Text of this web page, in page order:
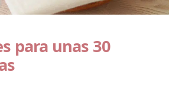
para unas 30